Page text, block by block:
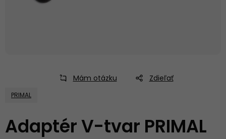
Mám otázku Zdieľať
PRIMAL
Adaptér V-tvar PRIMAL